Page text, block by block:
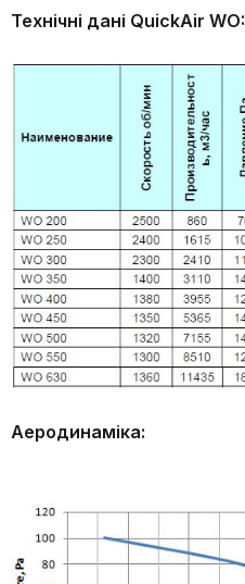
Технічні дані QuickAir WO:
Аеродинаміка: